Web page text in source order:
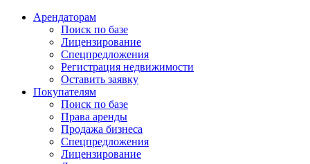
Арендаторам
Поиск по базе
Лицензирование
Спецпредложения
Регистрация недвижимости
Оставить заявку
Покупателям
Поиск по базе
Права аренды
Продажа бизнеса
Спецпредложения
Лицензирование